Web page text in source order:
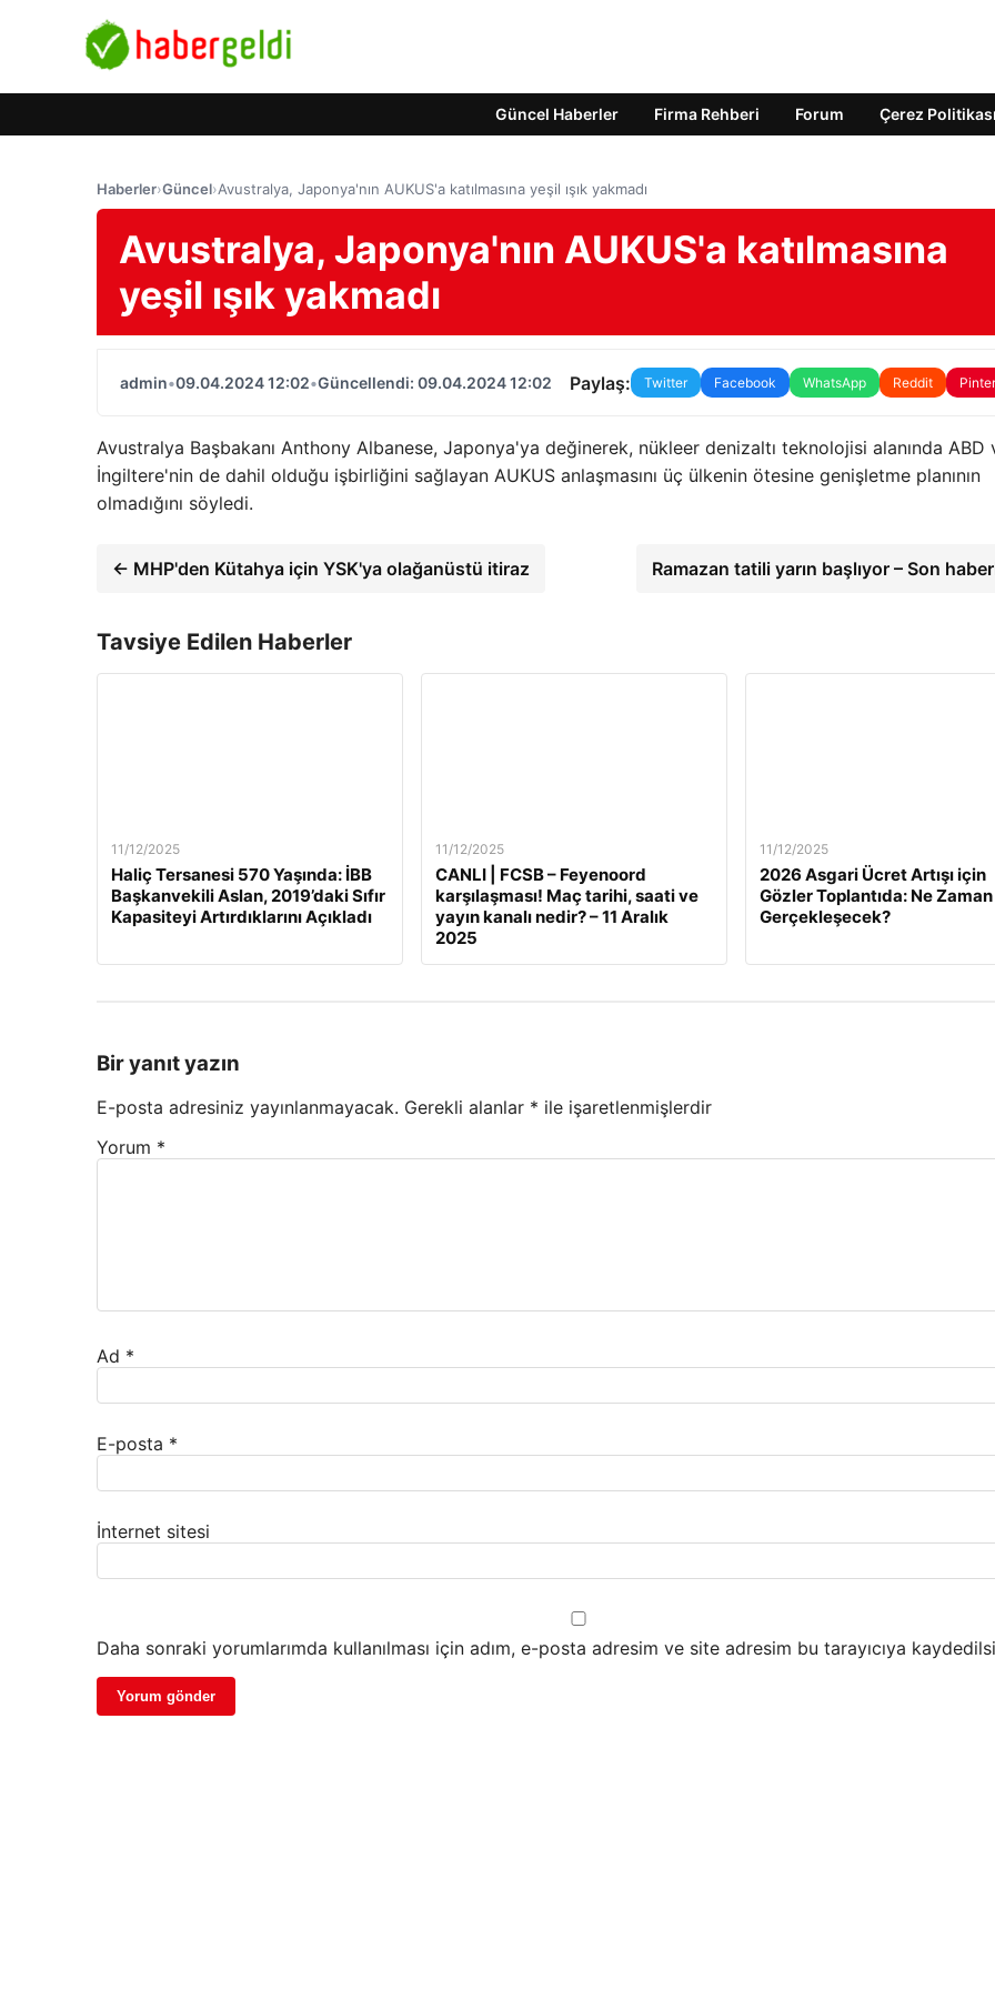
Güncel Haberler Firma Rehberi Forum Çerez Politikası
Haberler›Güncel›Avustralya, Japonya'nın AUKUS'a katılmasına yeşil ışık yakmadı
Avustralya, Japonya'nın AUKUS'a katılmasına
yeşil ışık yakmadı
admin•09.04.2024 12:02•Güncellendi: 09.04.2024 12:02 Paylaş: Twitter Facebook WhatsApp Reddit
Avustralya Başbakanı Anthony Albanese, Japonya'ya değinerek, nükleer denizaltı teknolojisi alanında ABD
İngiltere'nin de dahil olduğu işbirliğini sağlayan AUKUS anlaşmasını üç ülkenin ötesine genişletme planının
olmadığını söyledi.
← MHP'den Kütahya için YSK'ya olağanüstü itiraz Ramazan tatili yarın başlıyor – Son
Tavsiye Edilen Haberler
11/12/2025
Haliç Tersanesi 570 Yaşında: İBB
Başkanvekili Aslan, 2019’daki Sıfır
Kapasiteyi Artırdıklarını Açıkladı
11/12/2025
CANLI | FCSB – Feyenoord
karşılaşması! Maç tarihi, saati ve
yayın kanalı nedir? – 11 Aralık
2025
11/12/2025
2026 Asgari Ücret Artışı için
Gözler Toplantıda: Ne Zaman
Gerçekleşecek?
Bir yanıt yazın
E-posta adresiniz yayınlanmayacak. Gerekli alanlar * ile işaretlenmişlerdir
Yorum *
Ad *
E-posta *
İnternet sitesi
Daha sonraki yorumlarımda kullanılması için adım, e-posta adresim ve site adresim bu tarayıcıya